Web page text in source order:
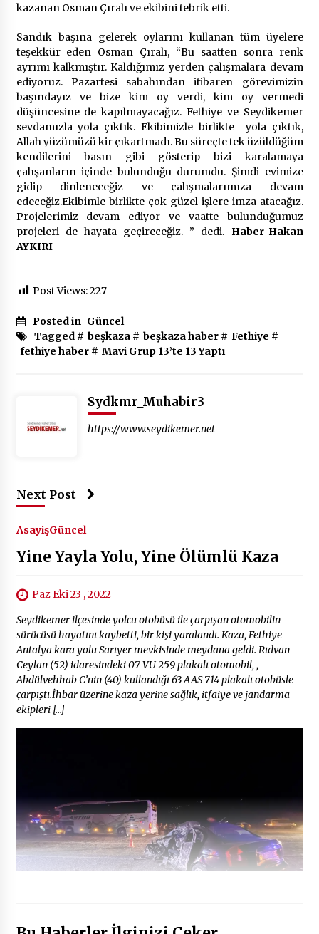
Saadet Partisi Ziyaretlere Devam Ediyor
4 ay ago
Başkan Aras “Bizler Günü Kurtaran Değil, Yarını
Kuran İşler İçin Çalışacağız”
9 ay ago
Seydikemer Belediye Meclisi Ekim Ayı
Toplantısı Yapıldı
2 yıl ago
“Hiç Kimse Kaçak Yapım Legalleşecek Ümidinde
Olmamalı”
2 yıl ago
2 yıl ago
kazanan Osman Çıralı ve ekibini tebrik etti.
Sandık başına gelerek oylarını kullanan tüm üyelere
teşekkür eden Osman Çıralı, “Bu saatten sonra renk
ayrımı kalkmıştır. Kaldığımız yerden çalışmalara devam
ediyoruz. Pazartesi sabahından itibaren görevimizin
başındayız ve bize kim oy verdi, kim oy vermedi
düşüncesine de kapılmayacağız. Fethiye ve Seydikemer
sevdamızla yola çıktık. Ekibimizle birlikte yola çıktık,
Allah yüzümüzü kir çıkartmadı. Bu süreçte tek üzüldüğüm
kendilerini basın gibi gösterip bizi karalamaya
çalışanların içinde bulunduğu durumdu. Şimdi evimize
gidip dinleneceğiz ve çalışmalarımıza devam
edeceğiz.Ekibimle birlikte çok güzel işlere imza atacağız.
Projelerimiz devam ediyor ve vaatte bulunduğumuz
projeleri de hayata geçireceğiz. ” dedi. Haber-Hakan
AYKIRI
Post Views:227
Posted in Güncel
Tagged # beşkaza# beşkaza haber# Fethiye #
fethiye haber# Mavi Grup 13’te 13 Yaptı
Sydkmr_Muhabir3
https://www.seydikemer.net
Next Post
AsayişGüncel
Yine Yayla Yolu, Yine Ölümlü Kaza
Paz Eki 23 , 2022
Seydikemer ilçesinde yolcu otobüsü ile çarpışan otomobilin
sürücüsü hayatını kaybetti, bir kişi yaralandı. Kaza, Fethiye-
Antalya kara yolu Sarıyer mevkisinde meydana geldi. Rıdvan
Ceylan (52) idaresindeki 07 VU 259 plakalı otomobil, ,
Abdülvehhab C’nin (40) kullandığı 63 AAS 714 plakalı otobüsle
çarpıştı.İhbar üzerine kaza yerine sağlık, itfaiye ve jandarma
ekipleri […]